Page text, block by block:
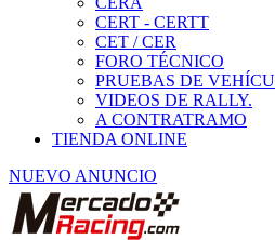
CERT - CERTT
CET / CER
FORO TÉCNICO
PRUEBAS DE
VIDEOS DE RALLY.
A CONTRATRAMO
TIENDA ONLINE
NUEVO ANUNCIO